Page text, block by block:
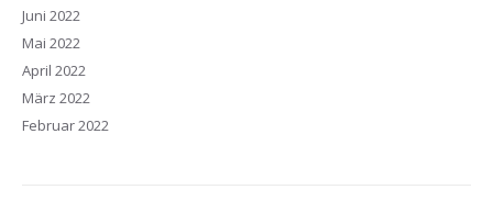
Juni 2022
Mai 2022
April 2022
März 2022
Februar 2022